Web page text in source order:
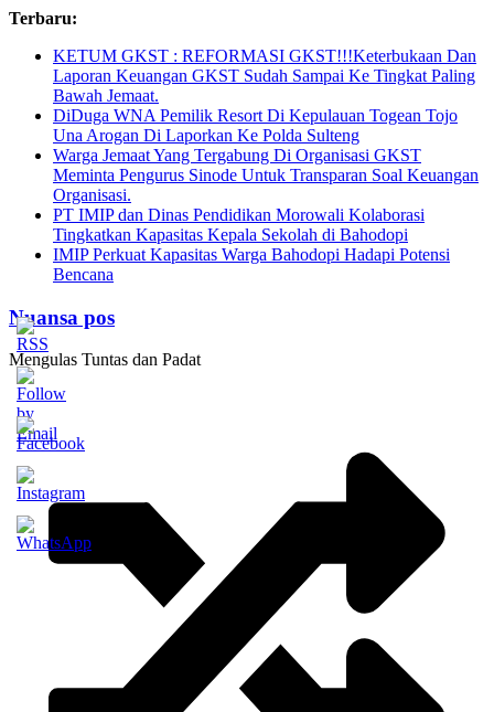
Skip
content
Terbaru:
KETUM GKST : REFORMASI GKST!!!Keterbukaan Dan
Laporan Keuangan GKST Sudah Sampai Ke Tingkat Paling
Bawah Jemaat.
DiDuga WNA Pemilik Resort Di Kepulauan Togean Tojo
Una Arogan Di Laporkan Ke Polda Sulteng
Warga Jemaat Yang Tergabung Di Organisasi GKST
Meminta Pengurus Sinode Untuk Transparan Soal Keuangan
Organisasi.
PT IMIP dan Dinas Pendidikan Morowali Kolaborasi
Tingkatkan Kapasitas Kepala Sekolah di Bahodopi
IMIP Perkuat Kapasitas Warga Bahodopi Hadapi Potensi
Bencana
Nuansa pos
Mengulas Tuntas dan Padat